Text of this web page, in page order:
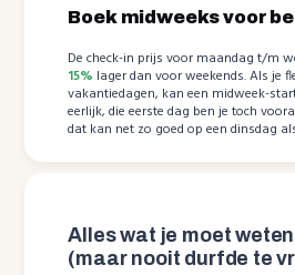
Boek midweeks voor
De check-in prijs voor maandag t/m
15% lager dan voor weekends. Als je
vakantiedagen, kan een midweek-
eerlijk, die eerste dag ben je toch
dat kan net zo goed op een dinsdag
Alles wat je moet
(maar nooit durfde te